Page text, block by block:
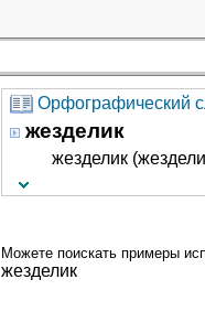
Орфографический
жезделик
жезделик
Можете поискать примеры
жезделик